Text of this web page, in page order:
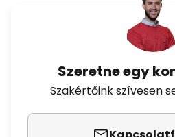
Szeretne egy
Szakértőink szívesen